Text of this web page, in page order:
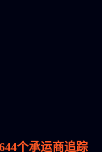
个承运商追踪